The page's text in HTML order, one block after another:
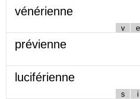
vénérienne
v e
prévienne
luciférienne
s i